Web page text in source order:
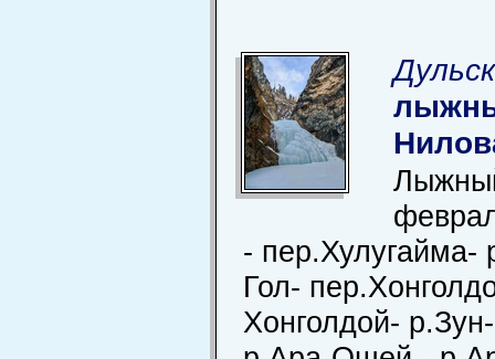
- пер.Хулугайма-
Гол-
Хонголдой-